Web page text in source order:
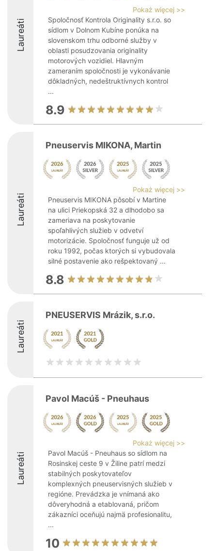
Laureáti
Pokaż więcej >>
Spoločnosť Kontrola Originality s.r.o. so
sídlom v Dolnom Kubíne ponúka na
slovenskom trhu odborné služby v
oblasti posudzovania originality
motorových vozidiel. Hlavným
zameraním spoločnosti je vykonávanie
dôkladných, nedeštruktívnych kontrol
...
8.9
Laureáti
Pneuservis MIKONA, Martin
Pokaż więcej >>
Pneuservis MIKONA pôsobí v Martine
na ulici Priekopská 32 a dlhodobo sa
zameriava na poskytovanie
spoľahlivých služieb v odvetví
motorizácie. Spoločnosť funguje už od
roku 1992, počas ktorých si vybudovala
silné postavenie ako rešpektovaný ...
8.8
Laureáti
PNEUSERVIS Mrázik, s.r.o.
Laureáti
Pavol Macúš - Pneuhaus
Pokaż więcej >>
Pavol Macúš - Pneuhaus so sídlom na
Rosinskej ceste 9 v Žiline patrí medzi
stabilných poskytovateľov
komplexných pneuservisných služieb v
regióne. Prevádzka je vnímaná ako
dôveryhodná a etablovaná, pričom
zákazníci oceňujú najmä profesionalitu,
...
10